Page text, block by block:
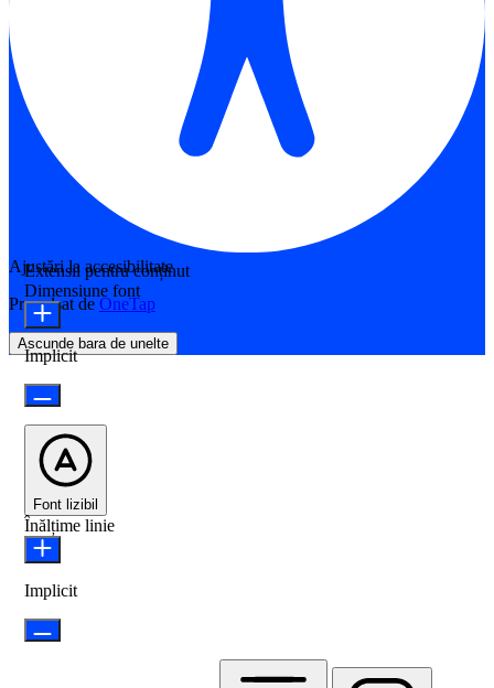
Ajustări la accesibilitate
Propulsat de OneTap
Ascunde bara de unelte
Extensii pentru conținut
Dimensiune font
Implicit
Font lizibil
Înălțime linie
Implicit